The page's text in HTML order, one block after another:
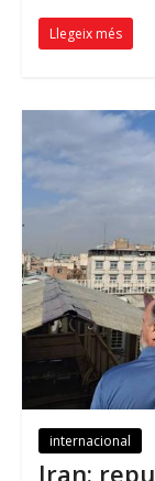
Llegeix més
internacional
Iran: